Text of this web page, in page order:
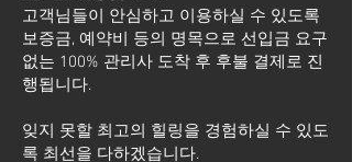
고객님들이 안심하고 이용하실 수 있도록
보증금, 예약비 등의 명목으로 선입금 요구
없는 100% 관리사 도착 후 후불 결제로 진
행됩니다.
잊지 못할 최고의 힐링을 경험하실 수 있도
록 최선을 다하겠습니다.